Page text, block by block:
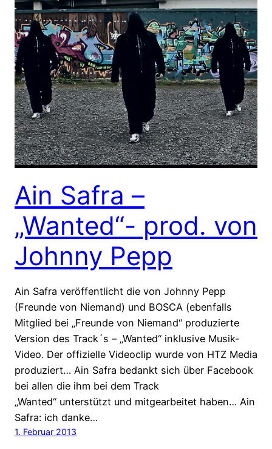
Ain Safra –
„Wanted“- prod. von
Johnny Pepp
Ain Safra veröffentlicht die von Johnny Pepp
(Freunde von Niemand) und BOSCA (ebenfalls
Mitglied bei „Freunde von Niemand“ produzierte
Version des Track´s – „Wanted“ inklusive Musik-
Video. Der offizielle Videoclip wurde von HTZ Media
produziert… Ain Safra bedankt sich über Facebook
bei allen die ihm bei dem Track
„Wanted“ unterstützt und mitgearbeitet haben… Ain
Safra: ich danke…
1. Februar 2013